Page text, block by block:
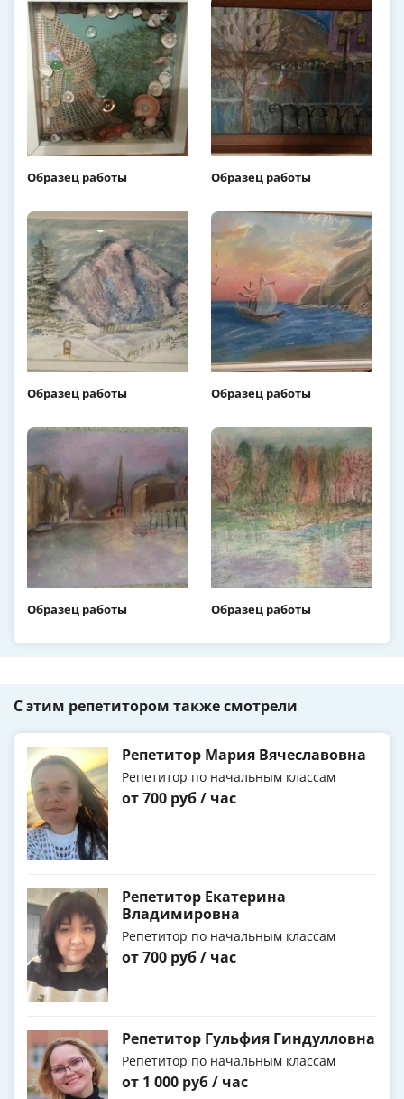
Образец работы Образец работы
Образец работы Образец работы
Образец работы Образец работы
С этим репетитором также смотрели
Репетитор Мария Вячеславовна
Репетитор по начальным классам
от 700 руб / час
Репетитор Екатерина
Владимировна
Репетитор по начальным классам
от 700 руб / час
Репетитор Гульфия Гиндулловна
Репетитор по начальным классам
от 1 000 руб / час